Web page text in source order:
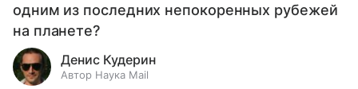
одним из последних непокоренных рубежей
на планете?
Денис Кудерин
Автор Наука Mail